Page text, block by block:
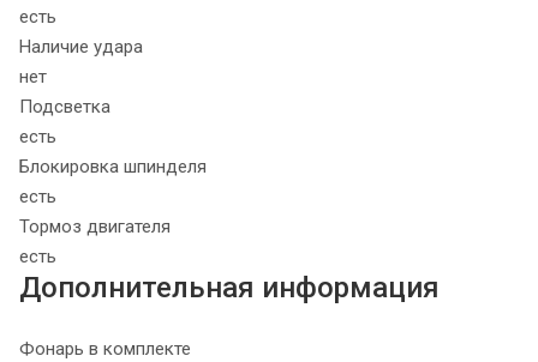
есть
Наличие удара
нет
Подсветка
есть
Блокировка шпинделя
есть
Тормоз двигателя
есть
Дополнительная информация
Фонарь в комплекте